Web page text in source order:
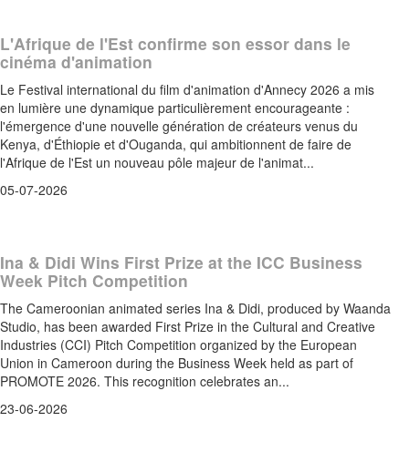
L'Afrique de l'Est confirme son essor dans le
cinéma d'animation
Le Festival international du film d'animation d'Annecy 2026 a mis
en lumière une dynamique particulièrement encourageante :
l'émergence d'une nouvelle génération de créateurs venus du
Kenya, d'Éthiopie et d'Ouganda, qui ambitionnent de faire de
l'Afrique de l'Est un nouveau pôle majeur de l'animat...
05-07-2026
Ina & Didi Wins First Prize at the ICC Business
Week Pitch Competition
The Cameroonian animated series Ina & Didi, produced by Waanda
Studio, has been awarded First Prize in the Cultural and Creative
Industries (CCI) Pitch Competition organized by the European
Union in Cameroon during the Business Week held as part of
PROMOTE 2026. This recognition celebrates an...
23-06-2026